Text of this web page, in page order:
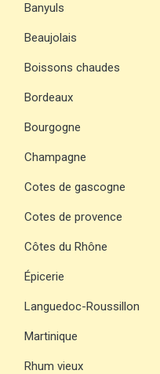
Banyuls
Beaujolais
Boissons chaudes
Bordeaux
Bourgogne
Champagne
Cotes de gascogne
Cotes de provence
Côtes du Rhône
Épicerie
Languedoc-Roussillon
Martinique
Rhum vieux